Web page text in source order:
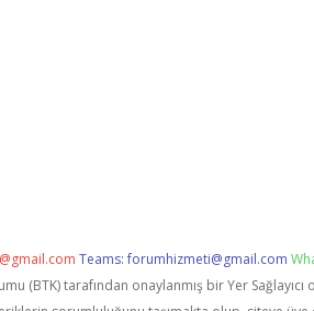
Teams:forumhizmeti@gmail.com
(BTK) tarafından onaylanmış bir Yer